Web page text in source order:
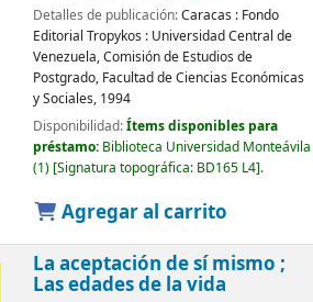
Detalles de publicación:Caracas : Fondo
Editorial Tropykos : Universidad Central de
Venezuela, Comisión de Estudios de
Postgrado, Facultad de Ciencias Económicas
y Sociales, 1994
Disponibilidad:Ítems disponibles para
préstamo: Biblioteca Universidad Monteávila
(1) Signatura topográfica: BD165 L4 .
Agregar al carrito
La aceptación de sí mismo ;
Las edades de la vida